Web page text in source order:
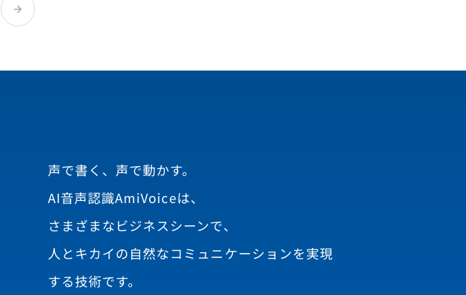
arrow_forward
声で書く、声で動かす。
AI音声認識AmiVoiceは、
さまざまなビジネスシーンで、
人とキカイの自然なコミュニケーションを実現
する技術です。